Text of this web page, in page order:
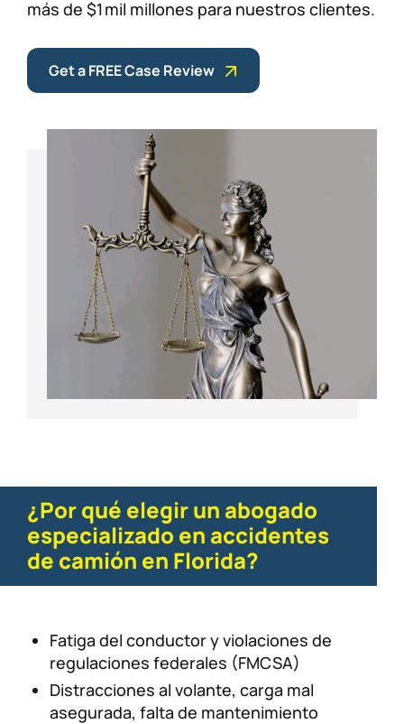
más de $1 mil millones para nuestros clientes.
Get a FREE Case Review
¿Por qué elegir un abogado
especializado en accidentes
de camión en Florida?
Fatiga del conductor y violaciones de
regulaciones federales (FMCSA)
Distracciones al volante, carga mal
asegurada, falta de mantenimiento